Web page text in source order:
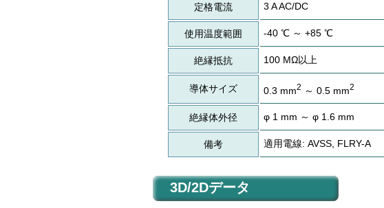
定格電流 3 A AC/DC
使用温度範囲 -40 ℃ ～ +85 ℃
絶縁抵抗 100 MΩ以上
導体サイズ 0.3 mm2 ～ 0.5 mm2
絶縁体外径 φ 1 mm ～ φ 1.6 mm
備考 適用電線: AVSS, FLRY-A
3D/2Dデータ